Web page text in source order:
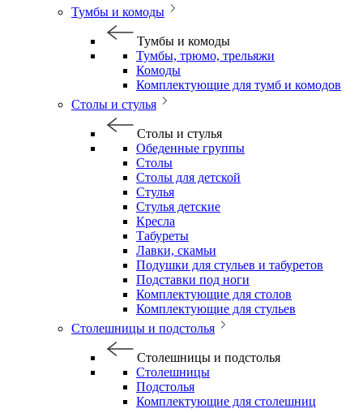
Тумбы и комоды
Тумбы и комоды
Тумбы, трюмо, трельяжи
Комоды
Комплектующие для тумб и комодов
Столы и стулья
Столы и стулья
Обеденные группы
Столы
Столы для детской
Стулья
Стулья детские
Кресла
Табуреты
Лавки, скамьи
Подушки для стульев и табуретов
Подставки под ноги
Комплектующие для столов
Комплектующие для стульев
Столешницы и подстолья
Столешницы и подстолья
Столешницы
Подстолья
Комплектующие для столешниц